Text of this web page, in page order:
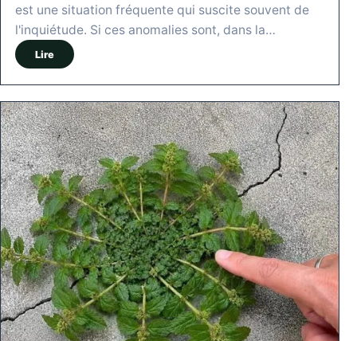
est une situation fréquente qui suscite souvent de
l'inquiétude. Si ces anomalies sont, dans la…
Lire